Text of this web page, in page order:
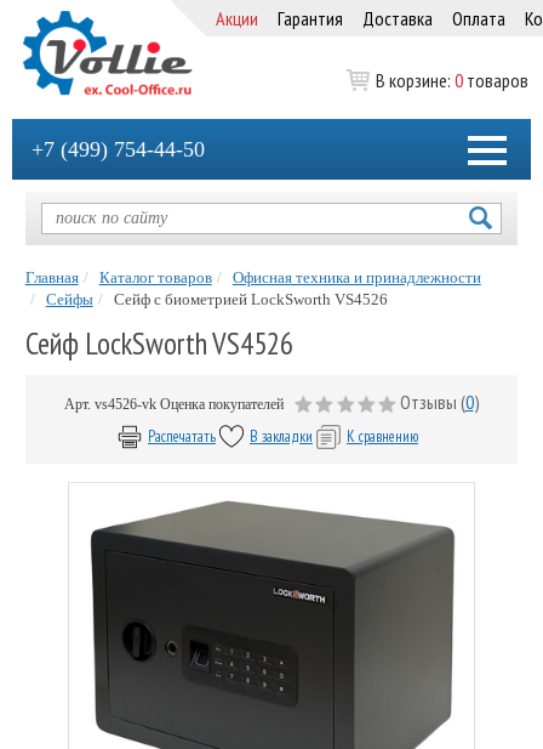
Акции Гарантия Доставка Оплата
В корзине: 0 товаров
+7 (499) 754-44-50
Главная Каталог товаров
Офисная техника и принадлежности
Сейфы
Сейф с биометрией LockSworth VS4526
Сейф LockSworth VS4526
Арт. vs4526-vk Оценка покупателей Отзывы (0)
Распечатать В закладки К сравнению